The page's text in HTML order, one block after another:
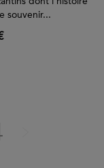
souvenir...